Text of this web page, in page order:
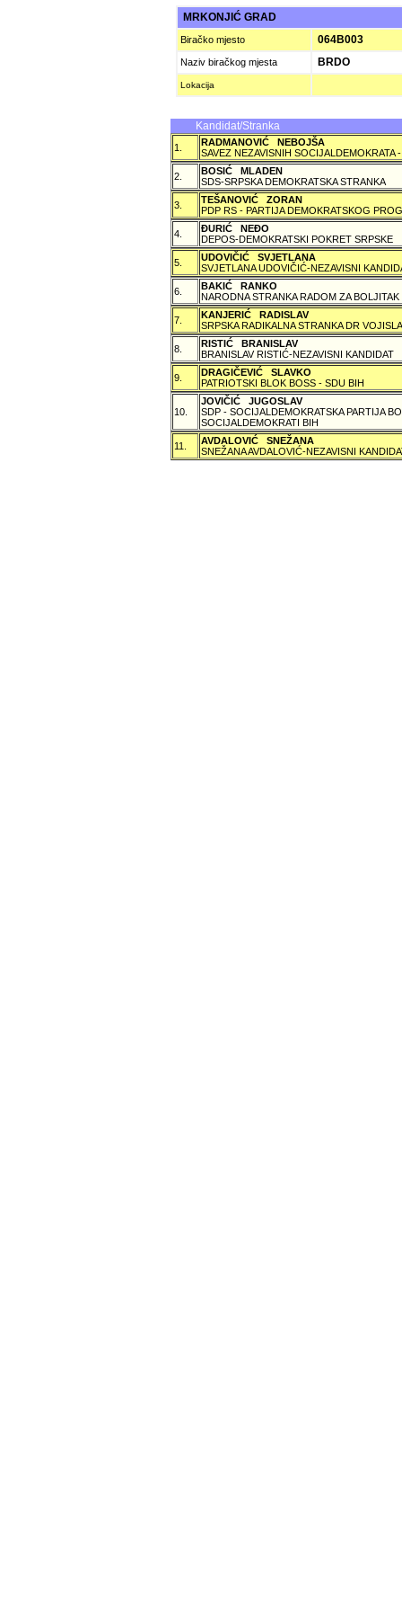
MRKONJIĆ GRAD
Biračko mjesto 064B003
Naziv biračkog mjesta BRDO
Lokacija
Kandidat/Stranka
1.
RADMANOVIĆ NEBOJŠA
SAVEZ NEZAVISNIH SOCIJALDEMOKRATA
2.
BOSIĆ MLADEN
SDS-SRPSKA DEMOKRATSKA STRANKA
3.
TEŠANOVIĆ ZORAN
PDP RS - PARTIJA DEMOKRATSKOG
4.
ÐURIĆ NEÐO
DEPOS-DEMOKRATSKI POKRET SRPSKE
5.
UDOVIČIĆ SVJETLANA
SVJETLANA UDOVIČIĆ-NEZAVISNI
6.
BAKIĆ RANKO
NARODNA STRANKA RADOM ZA BOLJITAK
7.
KANJERIĆ RADISLAV
SRPSKA RADIKALNA STRANKA DR
8.
RISTIĆ BRANISLAV
BRANISLAV RISTIĆ-NEZAVISNI KANDIDAT
9.
DRAGIČEVIĆ SLAVKO
PATRIOTSKI BLOK BOSS - SDU BIH
10.
JOVIČIĆ JUGOSLAV
SDP - SOCIJALDEMOKRATSKA PARTIJA
SOCIJALDEMOKRATI BIH
11.
AVDALOVIĆ SNEŽANA
SNEŽANA AVDALOVIĆ-NEZAVISNI